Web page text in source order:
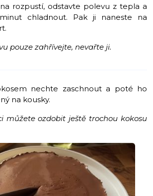
rozpustí, odstavte polevu z tepla a
chladnout. Pak ji naneste na
pouze zahřívejte, nevařte ji.
nechte zaschnout a poté ho
na kousky.
můžete ozdobit ještě trochou kokosu